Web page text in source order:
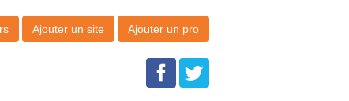
Ajouter un site Ajouter un pro